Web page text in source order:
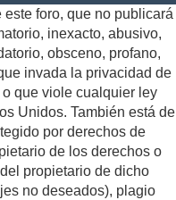
foro, que no publicará
inexacto, abusivo,
obsceno, profano,
invada la privacidad de
que viole cualquier ley
Unidos. También está de
por derechos de
de los derechos o
propietario de dicho
no deseados), plagio